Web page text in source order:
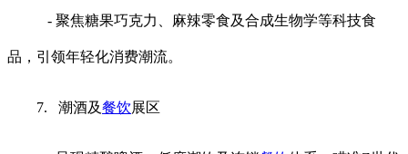
- 聚焦糖果巧克力、麻辣零食及合成生物学等科技食
品，引领年轻化消费潮流。
7. 潮酒及餐饮展区